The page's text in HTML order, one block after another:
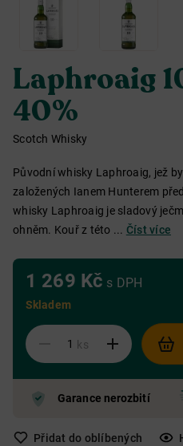
Laphroaig
40%
Scotch Whisky
Původní whisky Laphroaig, jež
založených Ianem Hunterem
whisky Laphroaig je sladový
ohněm. Kouř z této ... Číst více
1 269 Kč s DPH
Skladem
ks
Garance nerozbití
Přidat do oblíbených